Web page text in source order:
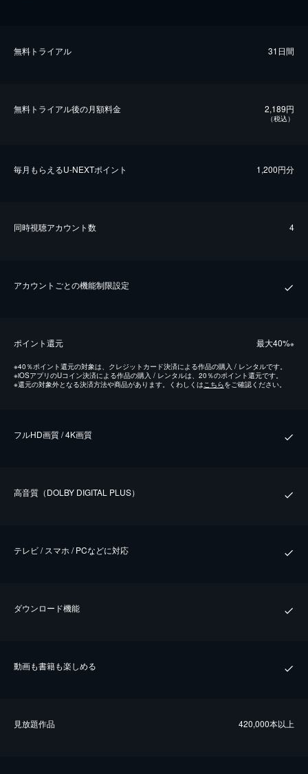
無料トライアル 31日間
無料トライアル後の⽉額料金 2,189円
（税込）
毎⽉もらえるU-NEXTポイント 1,200円分
同時視聴アカウント数 4
アカウントごとの機能制限設定
ポイント還元 最⼤40%※
※40％ポイント還元の対象は、クレジットカード決済による作品の購入 / レンタルです。
※iOSアプリのUコイン決済による作品の購入 / レンタルは、20％のポイント還元です。
※還元の対象外となる決済方法や商品があります。くわしくはこちらをご確認ください。
フルHD画質 / 4K画質
⾼⾳質（DOLBY DIGITAL PLUS）
テレビ / スマホ / PCなどに対応
ダウンロード機能
動画も書籍も楽しめる
⾒放題作品 420,000本以上